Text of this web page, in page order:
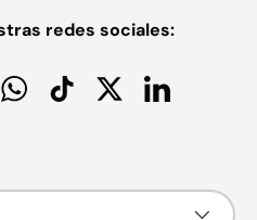
redes sociales:
WhatsAppTikTokTwitterLinkedIn